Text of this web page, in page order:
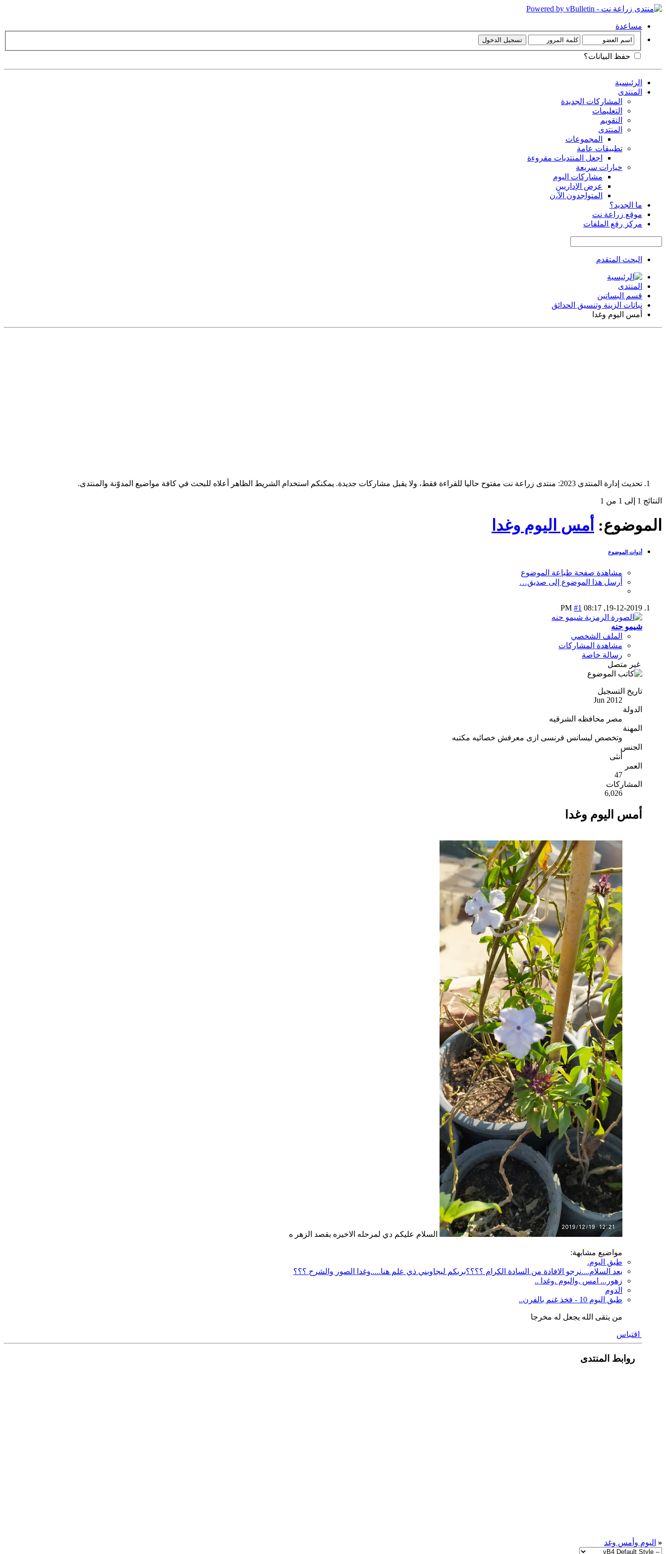
مساعدة
حفظ البيانات؟
الرئيسية
المنتدى
المشاركات الجديدة
التعليمات
التقويم
المنتدى
المجموعات
تطبيقات عامة
اجعل المنتديات مقروءة
خيارات سريعة
مشاركات اليوم
عرض الإداريين
المتواجدون الآ،ن
ما الجديد؟
موقع زراعة نت
مركز رفع الملفات
البحث المتقدم
المنتدى
قسم البساتين
نباتات الزينة وتنسيق الحدائق
أمس اليوم وغدا
تحديث إدارة المنتدى 2023: منتدى زراعة نت مفتوح حاليا للقراءة فقط، ولا يقبل مشاركات جديدة. يمكنكم استخدام الشريط الظاهر أعلاه للبحث في كافة مواضيع المدوّنة والمنتدى.
النتائج 1 إلى 1 من 1
الموضوع: أمس اليوم وغدا
أدوات الموضوع
مشاهدة صفحة طباعة الموضوع
أرسل هذا الموضوع إلى صديق…
19-12-2019,
08:17 PM
#1
شيمو حنه
الملف الشخصي
مشاهدة المشاركات
رسالة خاصة
غير متصل
تاريخ التسجيل
Jun 2012
الدولة
مصر محافظه الشرقيه
المهنة
وتخصص ليسانس فرنسى ازى معرفش خصائيه مكتبه
الجنس
أنثى
العمر
47
المشاركات
6,026
أمس اليوم وغدا
السلام عليكم دي لمرحله الاخيره بقصد الزهر ه
مواضيع مشابهة:
طبق اليوم.
بعد السلام....نرجو الافادة من السادة الكرام ؟؟؟؟بربكم ليجاوبني ذي علم هنا.....وغدا الصور والشرح ؟؟؟
زهور... امس ,واليوم .وغدا ..
الدوم
طبق اليوم 10 - فخذ غنم بالفرن..
من يتقى الله يجعل له مخرجا
اقتباس
روابط المنتدى
« اليوم وأمس وغد